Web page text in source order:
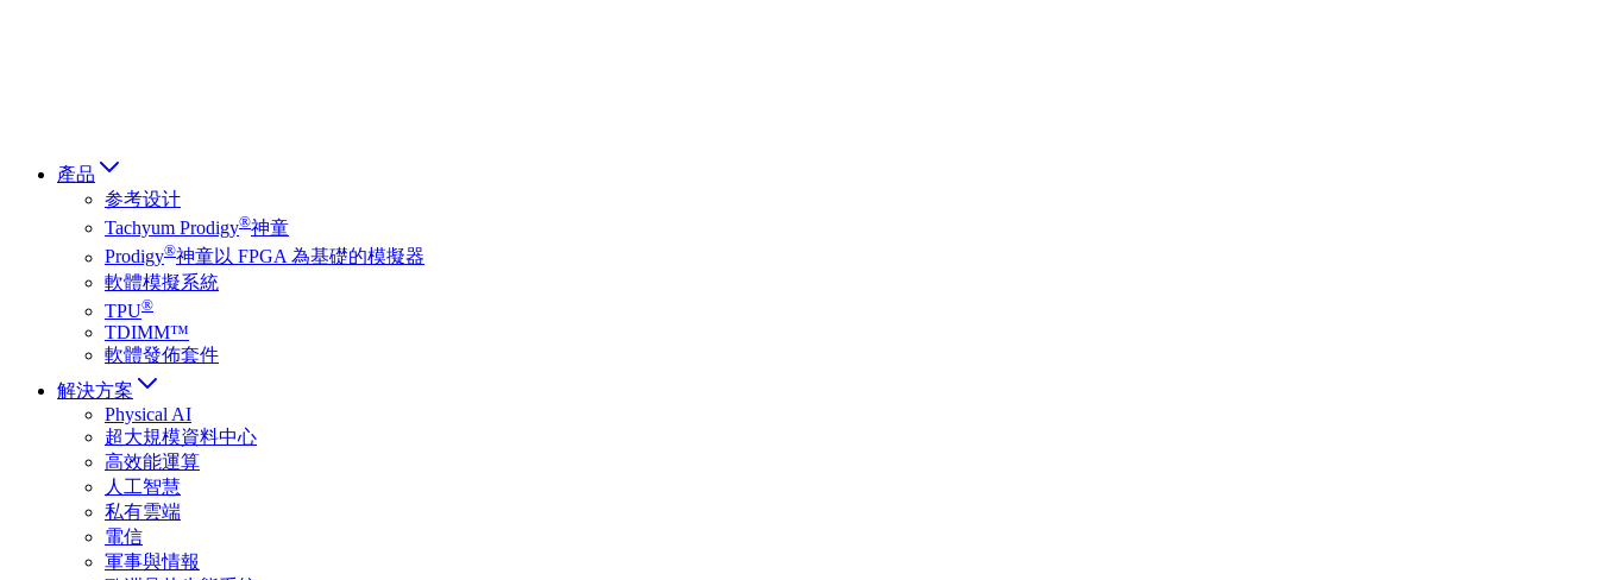
產品
参考设计
Tachyum Prodigy®神童
Prodigy®神童以 FPGA 為基礎的模擬器
軟體模擬系統
TPU®
TDIMM™
軟體發佈套件
解決方案
Physical AI
超大規模資料中心
高效能運算
人工智慧
私有雲端
電信
軍事與情報